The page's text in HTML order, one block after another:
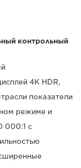
контрольный
4K HDR,
показатели
режиме и
000:1 с